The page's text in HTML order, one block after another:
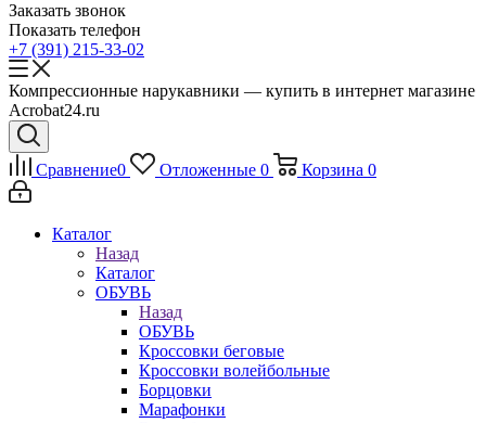
Заказать звонок
Показать телефон
+7 (391) 215-33-02
Компрессионные нарукавники — купить в интернет магазине
Acrobat24.ru
Сравнение0 Отложенные 0 Корзина 0
Каталог
Назад
Каталог
ОБУВЬ
Назад
ОБУВЬ
Кроссовки беговые
Кроссовки волейбольные
Борцовки
Марафонки